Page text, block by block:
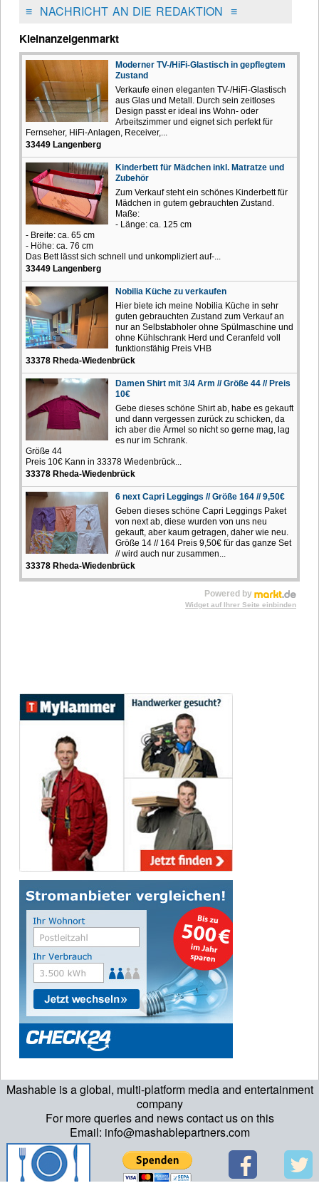
Mashable is a global, multi-platform media and entertainment
company
For more queries and news contact us on this
Email: info@mashablepartners.com
≡NACHRICHT AN DIE REDAKTION ≡
Kleinanzeigenmarkt
Moderner TV-/HiFi-Glastisch in gepflegtem
Zustand
Verkaufe einen eleganten TV-/HiFi-Glastisch
aus Glas und Metall. Durch sein zeitloses
Design passt er ideal ins Wohn- oder
Arbeitszimmer und eignet sich perfekt für
Fernseher, HiFi-Anlagen, Receiver,...
33449 Langenberg
Kinderbett für Mädchen inkl. Matratze und
Zubehör
Zum Verkauf steht ein schönes Kinderbett für
Mädchen in gutem gebrauchten Zustand.
Maße:
- Länge: ca. 125 cm
- Breite: ca. 65 cm
- Höhe: ca. 76 cm
Das Bett lässt sich schnell und unkompliziert auf-...
33449 Langenberg
Nobilia Küche zu verkaufen
Hier biete ich meine Nobilia Küche in sehr
guten gebrauchten Zustand zum Verkauf an
nur an Selbstabholer ohne Spülmaschine und
ohne Kühlschrank Herd und Ceranfeld voll
funktionsfähig Preis VHB
33378 Rheda-Wiedenbrück
Damen Shirt mit 3/4 Arm // Größe 44 // Preis
10€
Gebe dieses schöne Shirt ab, habe es gekauft
und dann vergessen zurück zu schicken, da
ich aber die Ärmel so nicht so gerne mag, lag
es nur im Schrank.
Größe 44
Preis 10€ Kann in 33378 Wiedenbrück...
33378 Rheda-Wiedenbrück
6 next Capri Leggings // Größe 164 // 9,50€
Geben dieses schöne Capri Leggings Paket
von next ab, diese wurden von uns neu
gekauft, aber kaum getragen, daher wie neu.
Größe 14 // 164 Preis 9,50€ für das ganze Set
// wird auch nur zusammen...
33378 Rheda-Wiedenbrück
Powered by
Widget auf Ihrer Seite einbinden